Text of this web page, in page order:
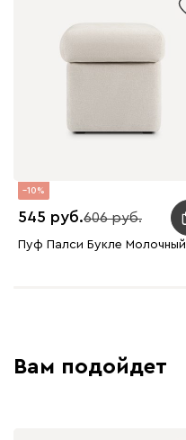
10
545 606
Пуф Палси Букле Молочный
Вам подойдет